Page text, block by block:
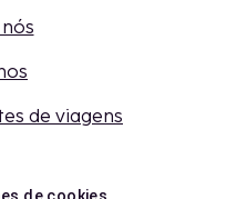
de viagens